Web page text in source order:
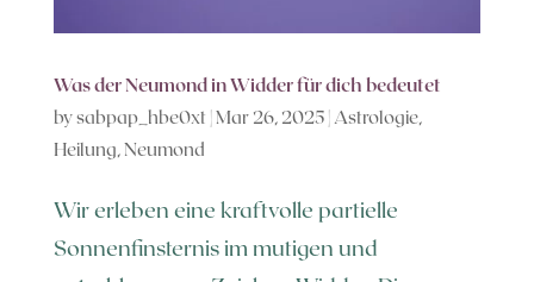
Was der Neumond in Widder für dich bedeutet
bysabpap_hbe0xt |Mar 26, 2025| Astrologie,
Heilung,Neumond
Wir erleben eine kraftvolle partielle
Sonnenfinsternis im mutigen und